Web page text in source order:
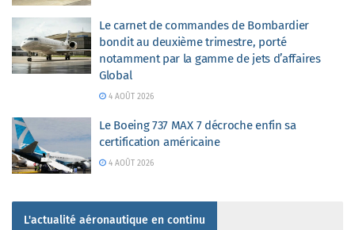
Le carnet de commandes de Bombardier
bondit au deuxième trimestre, porté
notamment par la gamme de jets d’affaires
Global
4 AOÛT 2026
Le Boeing 737 MAX 7 décroche enfin sa
certification américaine
4 AOÛT 2026
L'actualité aéronautique en continu